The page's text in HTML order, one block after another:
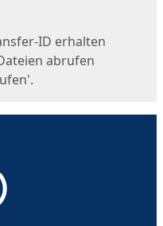
ID erhalten
abrufen